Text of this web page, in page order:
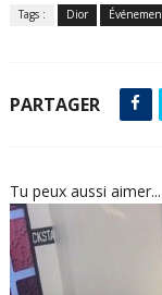
Tags : Dior
PARTAGER
Tu peux aussi aimer...